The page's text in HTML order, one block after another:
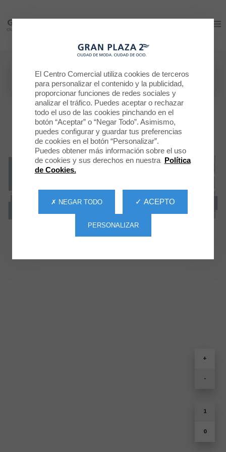
Gran Plaza 2
+
-
1
0
Gran Plaza 2
El Centro Comercial utiliza cookies de terceros
para personalizar el contenido y la publicidad,
proporcionar funciones de redes sociales y
analizar el tráfico. Puedes aceptar o rechazar
todo el uso de las cookies pinchando en el
botón “Aceptar” o “Negar Todo”. Asimismo,
puedes configurar y guardar tus preferencias
de cookies en el botón “Personalizar”.
Puedes obtener más información sobre el uso
de cookies y sus derechos en nuestra Política
de Cookies.
✓ ACEPTO
✗ NEGAR TODO
PERSONALIZAR